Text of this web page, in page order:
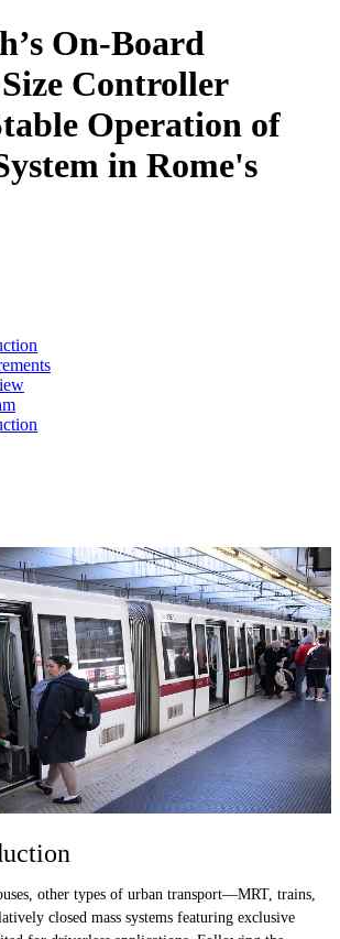
On-Board
Controller
Operation of
in Rome's
other types of urban transport—MRT, trains,
closed mass systems featuring exclusive